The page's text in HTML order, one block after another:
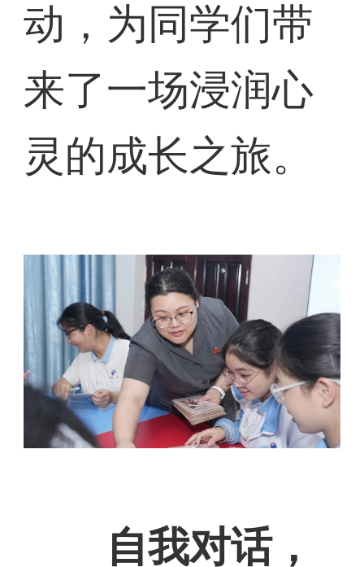
动，为同学们带
来了一场浸润心
灵的成长之旅。
自我对话，